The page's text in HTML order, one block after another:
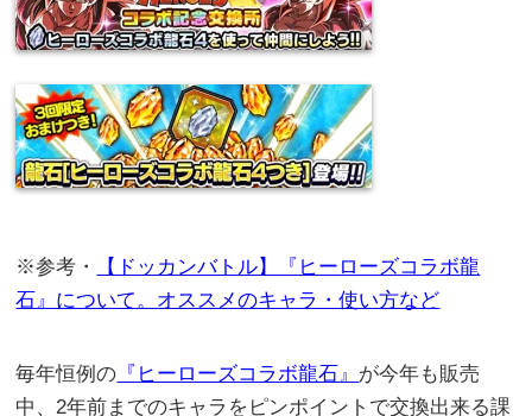
※参考・
【ドッカンバトル】『ヒーローズコラボ龍
石』について。オススメのキャラ・使い方など
毎年恒例の 『ヒーローズコラボ龍石』 が今年も販売
中、2年前までのキャラをピンポイントで交換出来る課